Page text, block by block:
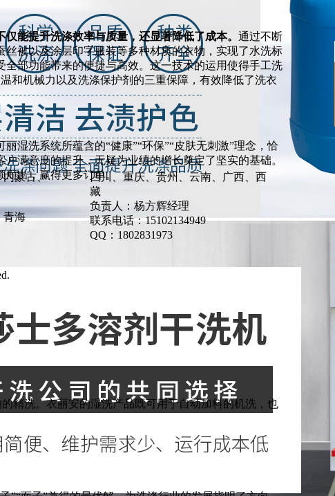
仅能提升洗涤效率与质量，还显著降低了成本。 通过不断
被以及涂层印字服装等多种材质的衣物，实现了水洗标
部功能带来的便捷与高效。这一技术的运用使得手工洗
和机械力以及洗涤保护剂的三重保障，有效降低了洗衣
丽湿洗系统所蕴含的“健康”“环保”“皮肤无刺激”理念，恰
满意度的提升，无疑为业绩的增长奠定了坚实的基础。
而出，赢得更多订单。
精洗。衣丽安的湿洗产品既可用于自动加料的机洗，也
内蒙古、
青海
四川、重庆、贵州、云南、广西、西
藏
负责人：杨方辉经理
联系电话：15102134949
QQ：1802831973